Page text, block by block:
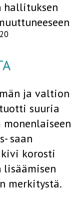
hallituksen
20
ja valtion
suuria
saan
korosti
lisäämisen
mer­kitystä.